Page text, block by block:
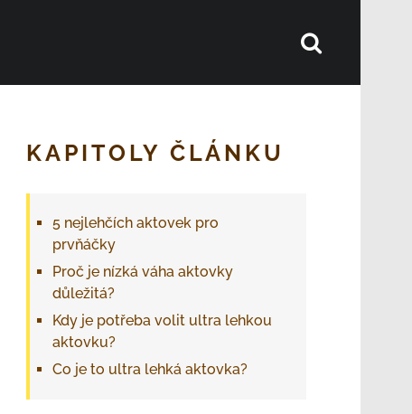
KAPITOLY ČLÁNKU
5 nejlehčích aktovek pro
prvňáčky
Proč je nízká váha aktovky
důležitá?
Kdy je potřeba volit ultra lehkou
aktovku?
Co je to ultra lehká aktovka?